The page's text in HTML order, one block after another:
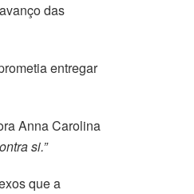
das
entregar
Anna Carolina
si.”
que a